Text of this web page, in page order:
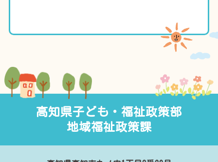
高知県子ども・福祉政策部
地域福祉政策課